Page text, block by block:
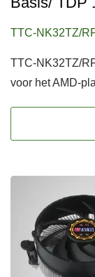
TTC-NK32TZ/
TTC-NK32TZ/
voor het AMD-